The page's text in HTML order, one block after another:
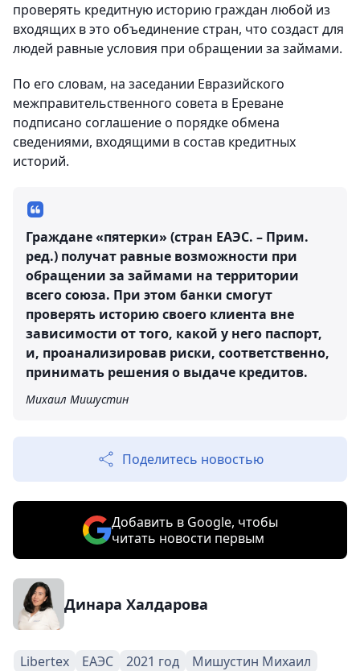
проверять кредитную историю граждан любой из
входящих в это объединение стран, что создаст для
людей равные условия при обращении за займами.
По его словам, на заседании Евразийского
межправительственного совета в Ереване
подписано соглашение о порядке обмена
сведениями, входящими в состав кредитных
историй.
Граждане «пятерки» (стран ЕАЭС. – Прим.
ред.) получат равные возможности при
обращении за займами на территории
всего союза. При этом банки смогут
проверять историю своего клиента вне
зависимости от того, какой у него паспорт,
и, проанализировав риски, соответственно,
принимать решения о выдаче кредитов.
Михаил Мишустин
Поделитесь новостью
Добавить в Google, чтобы
читать новости первым
Динара Халдарова
Libertex ЕАЭС 2021 год Мишустин Михаил